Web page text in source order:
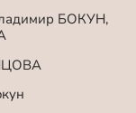
БОКУН,